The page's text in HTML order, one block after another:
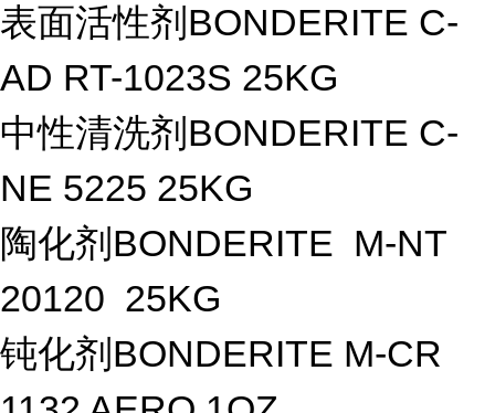
表面活性剂BONDERITE C-
AD RT-1023S 25KG
中性清洗剂BONDERITE C-
NE 5225 25KG
陶化剂BONDERITE M-NT
20120 25KG
钝化剂BONDERITE M-CR